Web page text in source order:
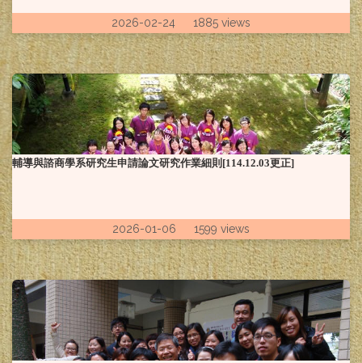
2026-02-24 1885 views
輔導與諮商學系研究生申請論文研究作業細則[114.12.03更正]
2026-01-06 1599 views